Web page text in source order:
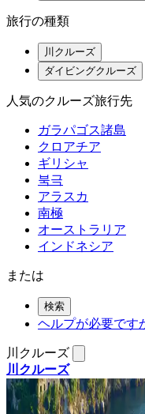
旅行の種類
川クルーズ
ダイビングクルーズ
人気のクルーズ旅行先
ガラパゴス諸島
クロアチア
ギリシャ
북극
アラスカ
南極
オーストラリア
インドネシア
または
検索
ヘルプが必要です
川クルーズ
川クルーズ